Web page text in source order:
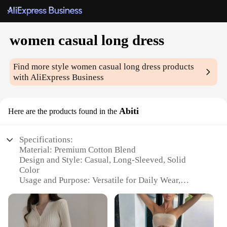
women casual long dress
Find more stylewomen casual long dress products
with AliExpress Business
Here are the products found in the Abiti
Specifications:
Material: Premium Cotton Blend
Design and Style: Casual, Long-Sleeved, Solid
Color
Usage and Purpose: Versatile for Daily Wear,
Shape or Size: Generous Fit, Available in Multiple
Sizes
Performance and Property: Comfortable, Breathable